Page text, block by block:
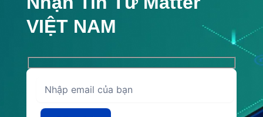
VIỆT NAM